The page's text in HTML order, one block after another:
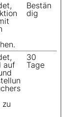
Bestän
dig
auf
30
Tage